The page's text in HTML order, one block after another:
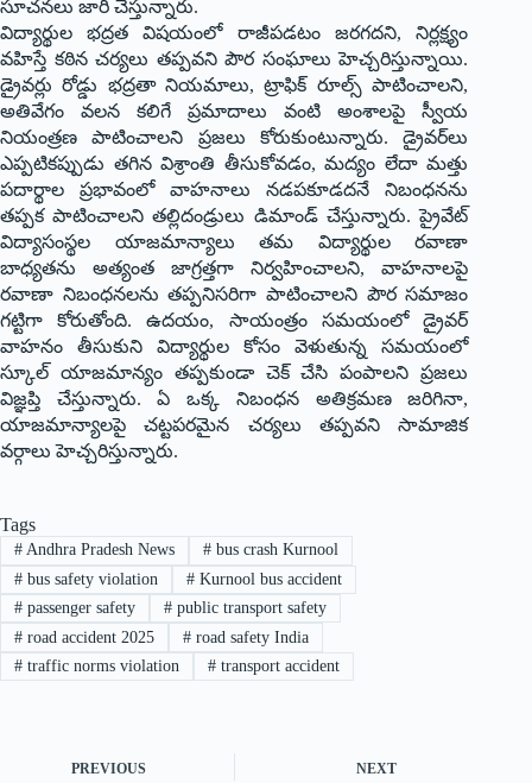
సూచనలు జారీ చేస్తున్నారు.
విద్యార్థుల భద్రత విషయంలో రాజీపడటం జరగదని, నిర్లక్ష్యం
వహిస్తే కఠిన చర్యలు తప్పవని పౌర సంఘాలు హెచ్చరిస్తున్నాయి.
డ్రైవర్లు రోడ్డు భద్రతా నియమాలు, ట్రాఫిక్ రూల్స్ పాటించాలని,
అతివేగం వలన కలిగే ప్రమాదాలు వంటి అంశాలపై స్వీయ
నియంత్రణ పాటించాలని ప్రజలు కోరుకుంటున్నారు. డ్రైవర్‌లు
ఎప్పటికప్పుడు తగిన విశ్రాంతి తీసుకోవడం, మద్యం లేదా మత్తు
పదార్థాల ప్రభావంలో వాహనాలు నడపకూడదనే నిబంధనను
తప్పక పాటించాలని తల్లిదండ్రులు డిమాండ్ చేస్తున్నారు. ప్రైవేట్
విద్యాసంస్థల యాజమాన్యాలు తమ విద్యార్థుల రవాణా
బాధ్యతను అత్యంత జాగ్రత్తగా నిర్వహించాలని, వాహనాలపై
రవాణా నిబంధనలను తప్పనిసరిగా పాటించాలని పౌర సమాజం
గట్టిగా కోరుతోంది. ఉదయం, సాయంత్రం సమయంలో డ్రైవర్
వాహనం తీసుకుని విద్యార్థుల కోసం వెళుతున్న సమయంలో
స్కూల్ యాజమాన్యం తప్పకుండా చెక్ చేసి పంపాలని ప్రజలు
విజ్ఞప్తి చేస్తున్నారు. ఏ ఒక్క నిబంధన అతిక్రమణ జరిగినా,
యాజమాన్యాలపై చట్టపరమైన చర్యలు తప్పవని సామాజిక
వర్గాలు హెచ్చరిస్తున్నారు.
Tags
#Andhra Pradesh News #bus crash Kurnool
#bus safety violation #Kurnool bus accident
#passenger safety #public transport safety
#road accident 2025 #road safety India
#traffic norms violation #transport accident
PREVIOUS NEXT